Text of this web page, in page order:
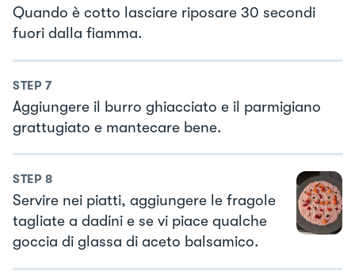
Quando è cotto lasciare riposare 30 secondi
fuori dalla fiamma.
STEP 7
Aggiungere il burro ghiacciato e il parmigiano
grattugiato e mantecare bene.
STEP 8
Servire nei piatti, aggiungere le fragole
tagliate a dadini e se vi piace qualche
goccia di glassa di aceto balsamico.